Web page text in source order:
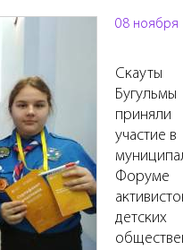
08 ноября
Скауты
Бугульмы
приняли
участие в
Форуме
детских